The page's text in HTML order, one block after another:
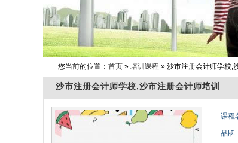
您当前的位置： 首页 » 培训课程 » 沙市注册会计师学校,
沙市注册会计师学校,沙市注册会计师培训
课程
品牌